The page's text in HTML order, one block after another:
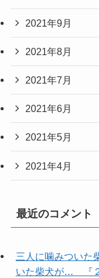
2021年9月
2021年8月
2021年7月
2021年6月
2021年5月
2021年4月
最近のコメント
三人に噛みついた
いた柴犬が… 『２